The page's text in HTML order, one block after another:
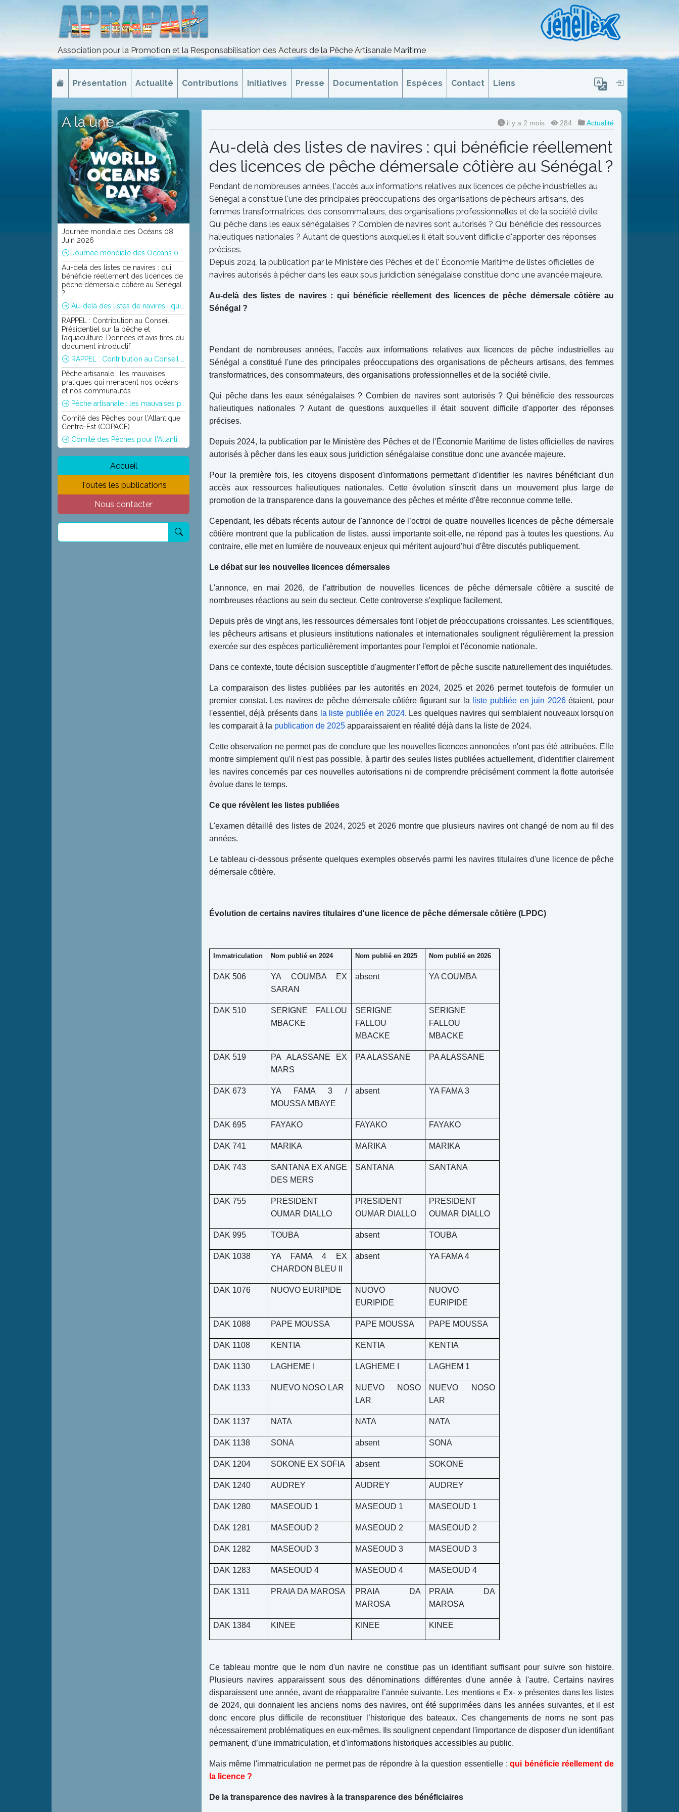
Association pour la Promotion et la Responsabilisation des Acteurs de la Pêche Artisanale Maritime
Présentation Actualité Contributions Initiatives Presse Documentation Espèces Contact Liens
A la une
Journée mondiale des Océans 08
Juin 2026
Journée mondiale des Océans 08 Juin 2026
Au-delà des listes de navires : qui
bénéficie réellement des licences de
pêche démersale côtière au Sénégal
?
Au-delà des listes de navires : qui bénéficie réellement des licences de pêche démersale côtière au Sénégal ?
RAPPEL : Contribution au Conseil
Présidentiel sur la pêche et
l’aquaculture. Données et avis tirés du
document introductif
RAPPEL : Contribution au Conseil Présidentiel sur la pêche et l’aquaculture. Données et avis tirés du document introductif
Pêche artisanale : les mauvaises
pratiques qui menacent nos océans
et nos communautés
Pêche artisanale : les mauvaises pratiques qui menacent nos océans et nos communautés
Comité des Pêches pour l'Atlantique
Centre-Est (COPACE)
Comité des Pêches pour l'Atlantique Centre-Est (COPACE)
Accueil
Toutes les publications
Nous contacter
il y a 2 mois 284 Actualité
Au-delà des listes de navires : qui bénéficie réellement
des licences de pêche démersale côtière au Sénégal ?
Pendant de nombreuses années, l'accès aux informations relatives aux licences de pêche industrielles au
Sénégal a constitué l'une des principales préoccupations des organisations de pêcheurs artisans, des
femmes transformatrices, des consommateurs, des organisations professionnelles et de la société civile.
Qui pêche dans les eaux sénégalaises ? Combien de navires sont autorisés ? Qui bénéficie des ressources
halieutiques nationales ? Autant de questions auxquelles il était souvent difficile d'apporter des réponses
précises.
Depuis 2024, la publication par le Ministère des Pêches et de l’ Économie Maritime de listes officielles de
navires autorisés à pêcher dans les eaux sous juridiction sénégalaise constitue donc une avancée majeure.
Au-delà des listes de navires : qui bénéficie réellement des licences de pêche démersale côtière au
Sénégal ?
Pendant de nombreuses années, l'accès aux informations relatives aux licences de pêche industrielles au
Sénégal a constitué l'une des principales préoccupations des organisations de pêcheurs artisans, des femmes
transformatrices, des consommateurs, des organisations professionnelles et de la société civile.
Qui pêche dans les eaux sénégalaises ? Combien de navires sont autorisés ? Qui bénéficie des ressources
halieutiques nationales ? Autant de questions auxquelles il était souvent difficile d'apporter des réponses
précises.
Depuis 2024, la publication par le Ministère des Pêches et de l’Économie Maritime de listes officielles de navires
autorisés à pêcher dans les eaux sous juridiction sénégalaise constitue donc une avancée majeure.
Pour la première fois, les citoyens disposent d'informations permettant d'identifier les navires bénéficiant d'un
accès aux ressources halieutiques nationales. Cette évolution s'inscrit dans un mouvement plus large de
promotion de la transparence dans la gouvernance des pêches et mérite d'être reconnue comme telle.
Cependant, les débats récents autour de l'annonce de l’octroi de quatre nouvelles licences de pêche démersale
côtière montrent que la publication de listes, aussi importante soit-elle, ne répond pas à toutes les questions. Au
contraire, elle met en lumière de nouveaux enjeux qui méritent aujourd'hui d'être discutés publiquement.
Le débat sur les nouvelles licences démersales
L'annonce, en mai 2026, de l'attribution de nouvelles licences de pêche démersale côtière a suscité de
nombreuses réactions au sein du secteur. Cette controverse s'explique facilement.
Depuis près de vingt ans, les ressources démersales font l'objet de préoccupations croissantes. Les scientifiques,
les pêcheurs artisans et plusieurs institutions nationales et internationales soulignent régulièrement la pression
exercée sur des espèces particulièrement importantes pour l'emploi et l'économie nationale.
Dans ce contexte, toute décision susceptible d'augmenter l'effort de pêche suscite naturellement des inquiétudes.
La comparaison des listes publiées par les autorités en 2024, 2025 et 2026 permet toutefois de formuler un
premier constat. Les navires de pêche démersale côtière figurant sur la
liste publiée en juin 2026étaient, pour
l'essentiel, déjà présents dans la liste publiée en 2024. Les quelques navires qui semblaient nouveaux lorsqu'on
les comparait à la publication de 2025 apparaissaient en réalité déjà dans la liste de 2024.
Cette observation ne permet pas de conclure que les nouvelles licences annoncées n'ont pas été attribuées. Elle
montre simplement qu'il n'est pas possible, à partir des seules listes publiées actuellement, d'identifier clairement
les navires concernés par ces nouvelles autorisations ni de comprendre précisément comment la flotte autorisée
évolue dans le temps.
Ce que révèlent les listes publiées
L'examen détaillé des listes de 2024, 2025 et 2026 montre que plusieurs navires ont changé de nom au fil des
années.
Le tableau ci-dessous présente quelques exemples observés parmi les navires titulaires d'une licence de pêche
démersale côtière.
Évolution de certains navires titulaires d'une licence de pêche démersale côtière (LPDC)
Immatriculation Nom publié en 2024 Nom publié en 2025 Nom publié en 2026
DAK 506
YA COUMBA EX
SARAN
absent YA COUMBA
DAK 510
SERIGNE FALLOU
MBACKE
SERIGNE
FALLOU
MBACKE
SERIGNE
FALLOU
MBACKE
DAK 519
PA ALASSANE EX
MARS
PA ALASSANE PA ALASSANE
DAK 673
YA FAMA 3 /
MOUSSA MBAYE
absent YA FAMA 3
DAK 695 FAYAKO FAYAKO FAYAKO
DAK 741 MARIKA MARIKA MARIKA
DAK 743
SANTANA EX ANGE
DES MERS
SANTANA SANTANA
DAK 755
PRESIDENT
OUMAR DIALLO
PRESIDENT
OUMAR DIALLO
PRESIDENT
OUMAR DIALLO
DAK 995 TOUBA absent TOUBA
DAK 1038
YA FAMA 4 EX
CHARDON BLEU II
absent YA FAMA 4
DAK 1076 NUOVO EURIPIDE
NUOVO
EURIPIDE
NUOVO
EURIPIDE
DAK 1088 PAPE MOUSSA PAPE MOUSSA PAPE MOUSSA
DAK 1108 KENTIA KENTIA KENTIA
DAK 1130 LAGHEME I LAGHEME I LAGHEM 1
DAK 1133 NUEVO NOSO LAR
NUEVO NOSO
LAR
NUEVO NOSO
LAR
DAK 1137 NATA NATA NATA
DAK 1138 SONA absent SONA
DAK 1204 SOKONE EX SOFIA absent SOKONE
DAK 1240 AUDREY AUDREY AUDREY
DAK 1280 MASEOUD 1 MASEOUD 1 MASEOUD 1
DAK 1281 MASEOUD 2 MASEOUD 2 MASEOUD 2
DAK 1282 MASEOUD 3 MASEOUD 3 MASEOUD 3
DAK 1283 MASEOUD 4 MASEOUD 4 MASEOUD 4
DAK 1311 PRAIA DA MAROSA
PRAIA DA
MAROSA
PRAIA DA
MAROSA
DAK 1384 KINEE KINEE KINEE
Ce tableau montre que le nom d'un navire ne constitue pas un identifiant suffisant pour suivre son histoire.
Plusieurs navires apparaissent sous des dénominations différentes d'une année à l'autre. Certains navires
disparaissent une année, avant de réapparaitre l’année suivante. Les mentions « Ex- » présentes dans les listes
de 2024, qui donnaient les anciens noms des navires, ont été supprimées dans les années suivantes, et il est
donc encore plus difficile de reconstituer l’historique des bateaux. Ces changements de noms ne sont pas
nécessairement problématiques en eux-mêmes. Ils soulignent cependant l'importance de disposer d'un identifiant
permanent, d’une immatriculation, et d'informations historiques accessibles au public.
Mais même l'immatriculation ne permet pas de répondre à la question essentielle :qui bénéficie réellement de
la licence ?
De la transparence des navires à la transparence des bénéficiaires